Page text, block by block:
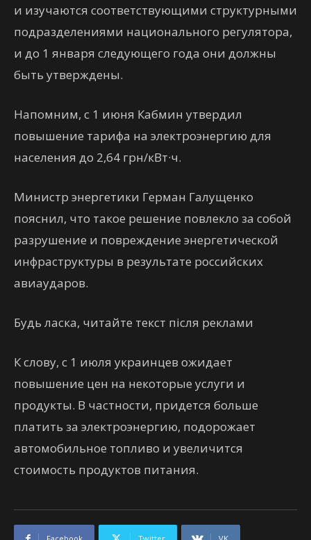
и изучаются соответствующими структурными
подразделениями национального регулятора,
и до 1 января следующего года они должны
быть утверждены.
Напомним, с 1 июня Кабмин утвердил
повышение тарифа на электроэнергию для
населения до 2,64 грн/кВт·ч.
Министр энергетики Герман Галущенко
пояснил, что такое решение повлекло за собой
разрушение и повреждение энергетической
инфраструктуры в результате российских
авиаударов.
Будь ласка, читайте текст після реклами
К слову, с 1 июля украинцев ожидает
повышение цен на некоторые услуги и
продукты. В частности, придется больше
платить за электроэнергию, подорожает
автомобильное топливо и увеличится
стоимость продуктов питания.